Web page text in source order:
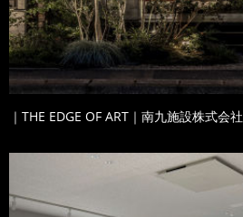
｜THE EDGE OF ART｜南九施設株式会社